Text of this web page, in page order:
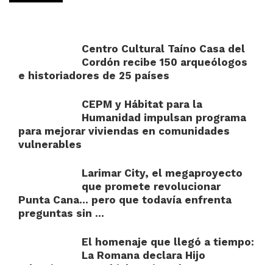
Centro Cultural Taíno Casa del
Cordón recibe 150 arqueólogos
e historiadores de 25 países
CEPM y Hábitat para la
Humanidad impulsan programa
para mejorar viviendas en comunidades
vulnerables
Larimar City, el megaproyecto
que promete revolucionar
Punta Cana… pero que todavía enfrenta
preguntas sin ...
El homenaje que llegó a tiempo:
La Romana declara Hijo